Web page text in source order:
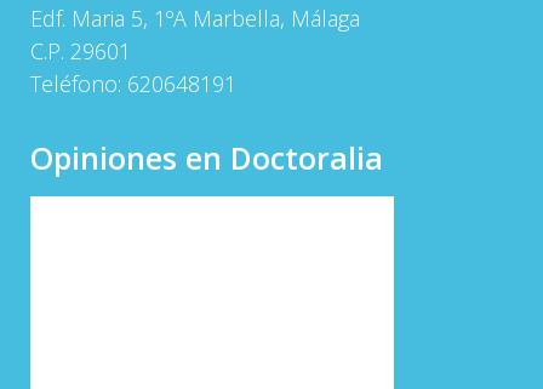
Edf. Maria 5, 1ºA Marbella, Málaga
C.P. 29601
Teléfono: 620648191
Opiniones en Doctoralia